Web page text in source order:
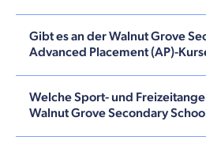
Gibt es an der Walnut Grove
Advanced Placement (AP)-
Welche Sport- und
Walnut Grove Secondary